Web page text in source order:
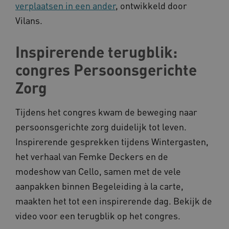
verplaatsen in een ander, ontwikkeld door
Vilans.
Inspirerende terugblik:
congres Persoonsgerichte
Zorg
Tijdens het congres kwam de beweging naar
persoonsgerichte zorg duidelijk tot leven.
Inspirerende gesprekken tijdens Wintergasten,
het verhaal van Femke Deckers en de
modeshow van Cello, samen met de vele
aanpakken binnen Begeleiding à la carte,
maakten het tot een inspirerende dag. Bekijk de
video voor een terugblik op het congres.
Deze functionele en technische cookies zorgen
ervoor dat de website werkt. Deze cookies
worden altijd geplaatst en maken geen inbreuk
op uw privacy.
__Secure-
ROLLOUT_TOKEN
.youtube.com
FPLC .kennispleingehandicaptensector.nl